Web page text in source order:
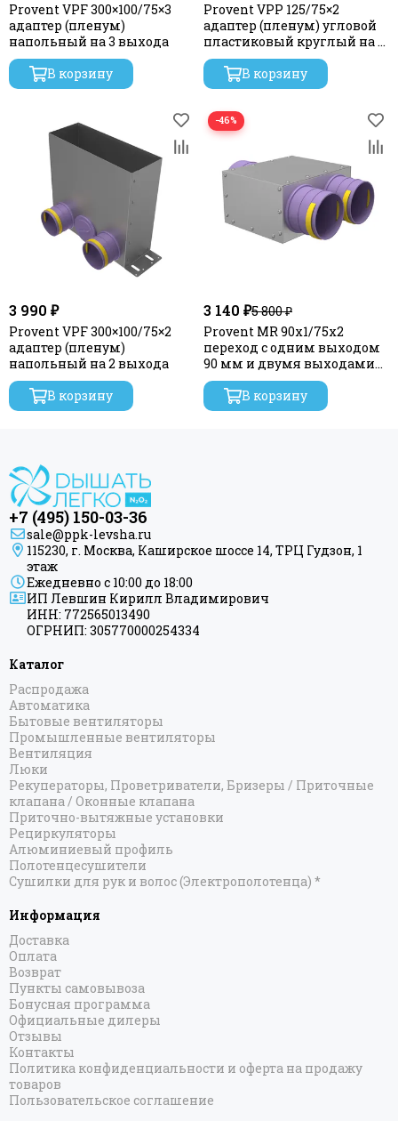
Provent VPF 300×100/75×3
адаптер (пленум)
напольный на 3 выхода
В корзину
Provent VPP 125/75×2
адаптер (пленум) угловой
пластиковый круглый на 2
выхода
В корзину
3 990 ₽
Provent VPF 300×100/75×2
адаптер (пленум)
напольный на 2 выхода
В корзину
−46%
3 140 ₽5 800 ₽
Provent MR 90х1/75x2
переход с одним выходом
90 мм и двумя выходами
75 мм
В корзину
+7 (495) 150-03-36
sale@ppk-levsha.ru
115230, г. Москва, Каширское шоссе 14, ТРЦ Гудзон, 1
этаж
Ежедневно с 10:00 до 18:00
ИП Левшин Кирилл Владимирович
ИНН: 772565013490
ОГРНИП: 305770000254334
Каталог
Распродажа
Автоматика
Бытовые вентиляторы
Промышленные вентиляторы
Вентиляция
Люки
Рекуператоры, Проветриватели, Бризеры / Приточные
клапана / Оконные клапана
Приточно-вытяжные установки
Рециркуляторы
Алюминиевый профиль
Полотенцесушители
Сушилки для рук и волос (Электрополотенца) *
Информация
Доставка
Оплата
Возврат
Пункты самовывоза
Бонусная программа
Официальные дилеры
Отзывы
Контакты
Политика конфиденциальности и оферта на продажу
товаров
Пользовательское соглашение